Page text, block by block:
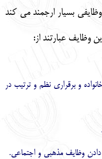
بسيار ارجمند مي كند
وظايف عبارتند از:
و برقراري نظم و ترتيب در
دادن وظايف مذهبي و اجتماعي.